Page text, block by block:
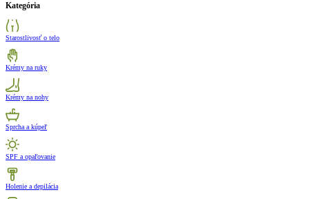
Kategória
Starostlivosť o telo
Krémy na ruky
Krémy na nohy
Sprcha a kúpeľ
SPF a opaľovanie
Holenie a depilácia